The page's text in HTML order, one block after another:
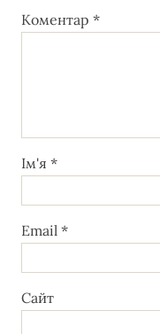
Коментар *
Ім'я *
Email *
Сайт